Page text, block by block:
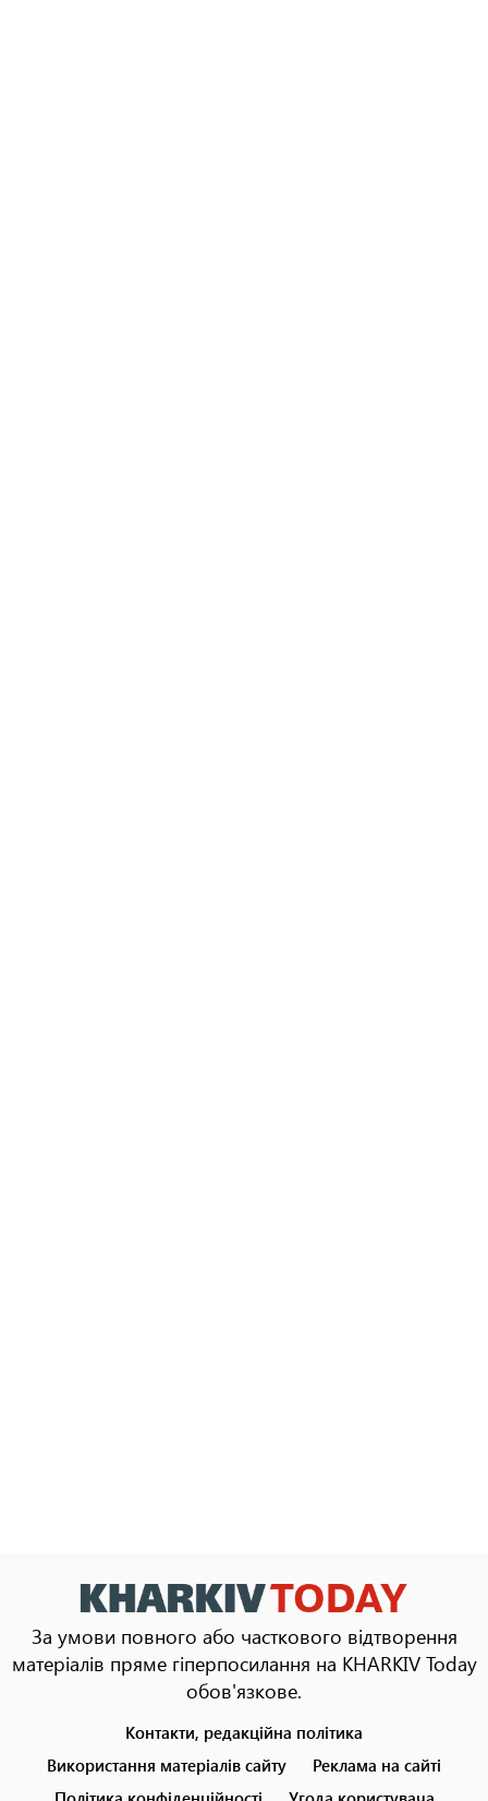
За умови повного або часткового відтворення
матеріалів пряме гіперпосилання на KHARKIV Today
обов'язкове.
menu
Контакти, редакційна політика
Використання матеріалів сайту
Реклама на сайті